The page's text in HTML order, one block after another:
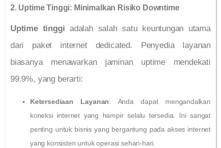
2. Uptime Tinggi: Minimalkan Risiko Downtime
Uptime tinggi adalah salah satu keuntungan utama
dari paket internet dedicated. Penyedia layanan
biasanya menawarkan jaminan uptime mendekati
99.9%, yang berarti:
Ketersediaan Layanan: Anda dapat mengandalkan
koneksi internet yang hampir selalu tersedia. Ini sangat
penting untuk bisnis yang bergantung pada akses internet
yang konsisten untuk operasi sehari-hari.